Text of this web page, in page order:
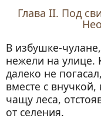
Глава II. Под
В избушке-
нежели на улице.
далеко не
вместе с
чащу леса,
от селения.